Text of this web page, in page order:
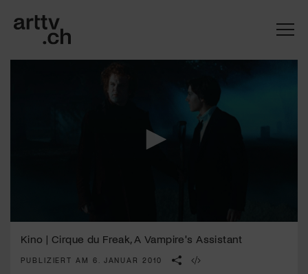
seconds
Kino | Cirque du Freak, A Vampire's Assistant
PUBLIZIERT AM 6. JANUAR 2010
Mach mit: «Be Part of the Art»!
Engagiere dich als Kulturliebhaber:in, Kulturschaffende(r) oder